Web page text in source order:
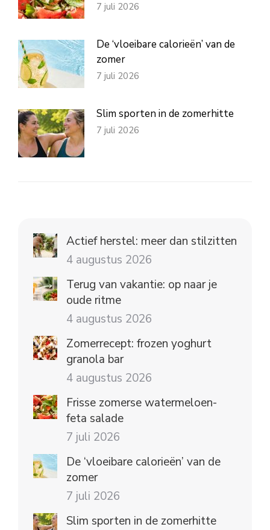
7 juli 2026
De ‘vloeibare calorieën’ van de
zomer
7 juli 2026
Slim sporten in de zomerhitte
7 juli 2026
Actief herstel: meer dan stilzitten
4 augustus 2026
Terug van vakantie: op naar je
oude ritme
4 augustus 2026
Zomerrecept: frozen yoghurt
granola bar
4 augustus 2026
Frisse zomerse watermeloen-
feta salade
7 juli 2026
De ‘vloeibare calorieën’ van de
zomer
7 juli 2026
Slim sporten in de zomerhitte